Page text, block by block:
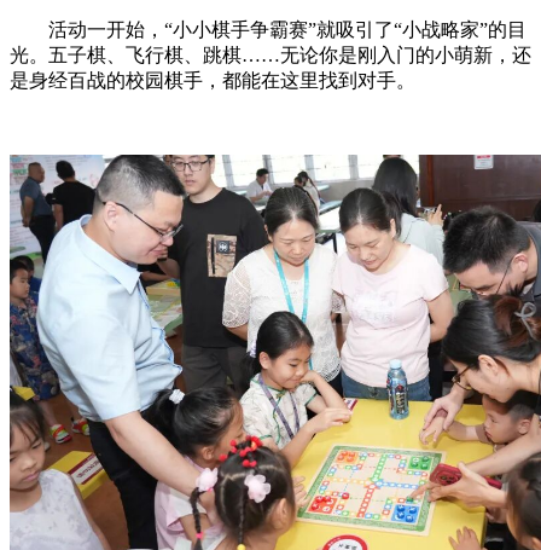
活动一开始，“小小棋手争霸赛”就吸引了“小战略家”的目
光。五子棋、飞行棋、跳棋……无论你是刚入门的小萌新，还
是身经百战的校园棋手，都能在这里找到对手。